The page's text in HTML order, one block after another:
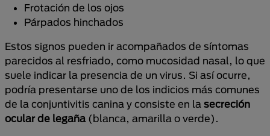
Frotación de los ojos
Párpados hinchados
Estos signos pueden ir acompañados de síntomas
parecidos al resfriado, como mucosidad nasal, lo que
suele indicar la presencia de un virus. Si así ocurre,
podría presentarse uno de los indicios más comunes
de la conjuntivitis canina y consiste en la secreción
ocular de legaña (blanca, amarilla o verde).